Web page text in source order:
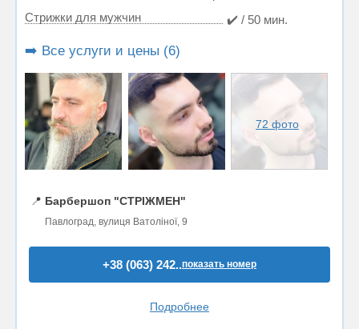
Стрижки для мужчин
✔️ / 50 мин.
➡️ Все услуги и цены (6)
72 фото
📍 Барбершоп "СТРІЖМЕН"
Павлоград, вулиця Ватоліної, 9
+38 (063) 242..показать номер
Подробнее